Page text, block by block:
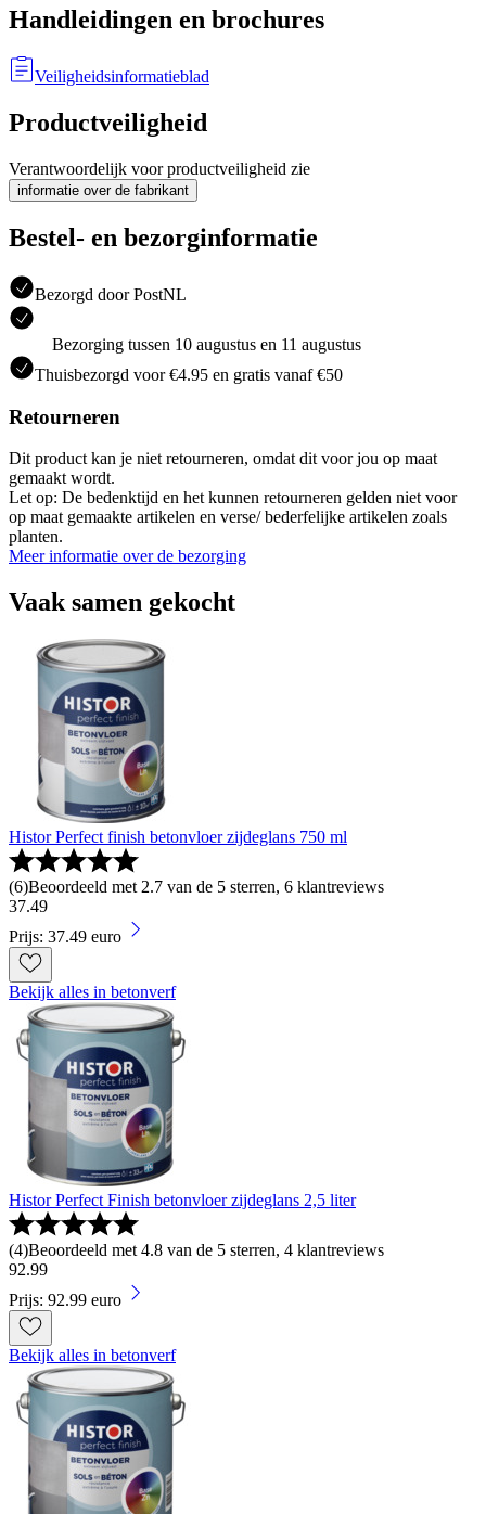
Handleidingen en brochures
Veiligheidsinformatieblad
Productveiligheid
Verantwoordelijk voor productveiligheid zie
informatie over de fabrikant
Bestel- en bezorginformatie
Bezorgd door PostNL
Bezorging tussen 10 augustus en 11 augustus
Thuisbezorgd voor €4.95 en gratis vanaf €50
Retourneren
Dit product kan je niet retourneren, omdat dit voor jou op maat
gemaakt wordt.
Let op: De bedenktijd en het kunnen retourneren gelden niet voor
op maat gemaakte artikelen en verse/ bederfelijke artikelen zoals
planten.
Meer informatie over de bezorging
Vaak samen gekocht
Histor Perfect finish betonvloer zijdeglans 750 ml
(6)Beoordeeld met 2.7 van de 5 sterren, 6 klantreviews
37.49
Prijs: 37.49 euro
Bekijk alles in betonverf
Histor Perfect Finish betonvloer zijdeglans 2,5 liter
(4)Beoordeeld met 4.8 van de 5 sterren, 4 klantreviews
92.99
Prijs: 92.99 euro
Bekijk alles in betonverf